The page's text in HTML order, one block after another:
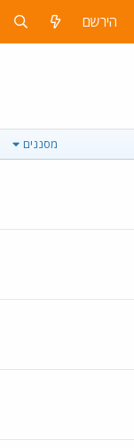
הירשם
מסננים